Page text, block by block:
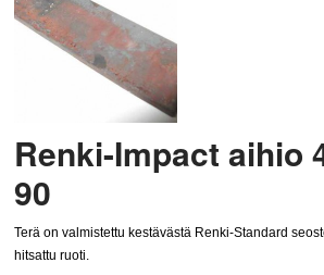
Renki-Impact aihio
90
Terä on valmistettu kestävästä Renki-Standard
hitsattu ruoti.